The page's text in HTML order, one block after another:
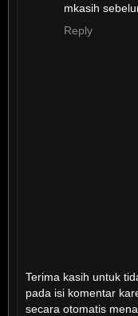
mkasih
Reply
Terima kasih untuk
pada isi komentar
secara otomatis